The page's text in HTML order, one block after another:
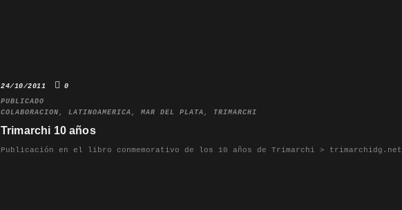
24/10/2011
0
PUBLICADO
COLABORACION, LATINOAMERICA, MAR DEL PLATA, TRIMARCHI
Trimarchi 10 años
Publicación en el libro conmemorativo de los 10 años de Trimarchi > trimarchidg.net